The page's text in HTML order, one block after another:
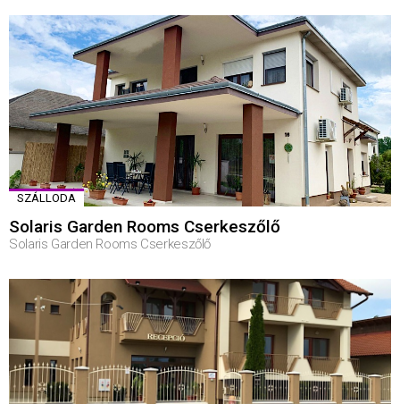
SZÁLLODA
Solaris Garden Rooms Cserkeszőlő
Solaris Garden Rooms Cserkeszőlő